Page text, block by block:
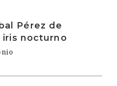
Pérez de
iris nocturno